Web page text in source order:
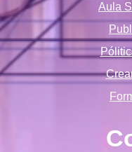
Aula